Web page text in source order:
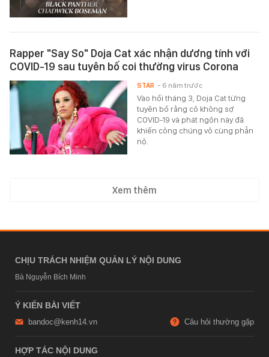
Rapper "Say So" Doja Cat xác nhận dương tính với
COVID-19 sau tuyên bố coi thường virus Corona
Vào hồi tháng 3, Doja Cat từng
tuyên bố rằng cô không sợ
COVID-19 và phát ngôn này đã
khiến công chúng vô cùng phẫn
nộ.
STAR - 6 năm trước
Xem thêm
CHỊU TRÁCH NHIỆM QUẢN LÝ NỘI DUNG
Bà Nguyễn Bích Minh
Ý KIẾN BÀI VIẾT
bandoc@kenh14.vn Câu hỏi thường gặp
HỢP TÁC NỘI DUNG